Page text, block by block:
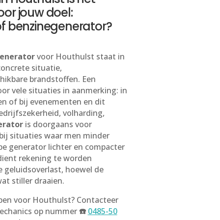
jouw doel:
benzinegenerator?
voor Houthulst staat in
situatie,
brandstoffen. Een
vele situaties in aanmerking: in
of bij evenementen en dit
volharding,
is doorgaans voor
situaties waar men minder
generator lichter en compacter
rekening te worden
geluidsoverlast, hoewel de
stiller draaien.
voor Houthulst? Contacteer
op nummer☎️ 0485-50